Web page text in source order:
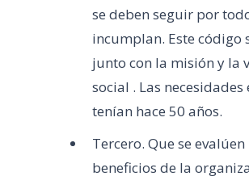
se deben seguir por
incumplan. Este código
junto con la misión y la
social . Las
tenían hace 50 años.
Tercero. Que se
beneficios de la